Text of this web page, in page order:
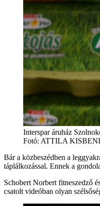
Interspar áruház
Fotó: ATTILA
Bár a közbeszédben a
táplálkozással. Ennek a
Schobert Norbert fitneszedző
csatolt videóban olyan